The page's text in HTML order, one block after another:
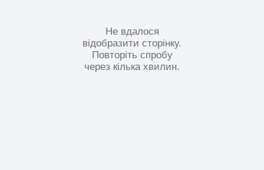
Не вдалося
відобразити сторінку.
Повторіть спробу
через кілька хвилин.